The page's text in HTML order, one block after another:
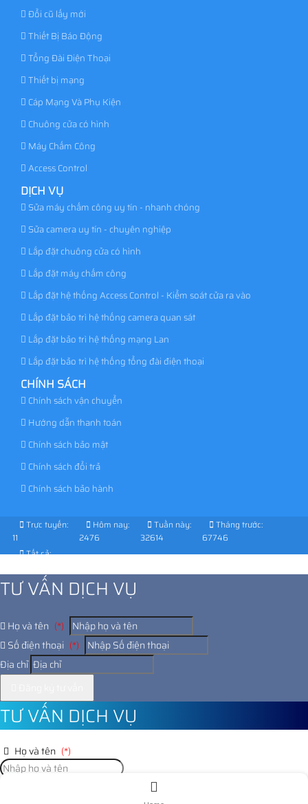
Đổi cũ lấy mới
Thiết Bị Báo Động
Tổng Đài Điện Thoại
Thiết bị mạng
Cáp Mạng Và Phụ Kiện
Chuông cửa có hình
Máy Chấm Công
Access Control
DỊCH VỤ
Sửa máy chấm công uy tín - nhanh chóng
Sửa camera uy tín - chuyên nghiệp
Lắp đặt chuông cửa có hình
Lắp đặt máy chấm công
Lắp đặt hệ thống Access Control - Kiểm soát cửa ra vào
Lắp đặt bảo trì hệ thống camera quan sát
Lắp đặt bảo trì hệ thống mạng Lan
Lắp đặt bảo trì hệ thống tổng đài điện thoại
CHÍNH SÁCH
Chính sách vận chuyển
Hướng dẫn thanh toán
Chính sách bảo mật
Chính sách đổi trả
Chính sách bảo hành
Trực tuyến:
11
Hôm nay:
2476
Tuần này:
32614
Tháng trước:
67746
Tất cả:
TƯ VẤN DỊCH VỤ
Họ và tên (*)
Số điện thoại (*)
Địa chỉ
TƯ VẤN DỊCH VỤ
Họ và tên (*)